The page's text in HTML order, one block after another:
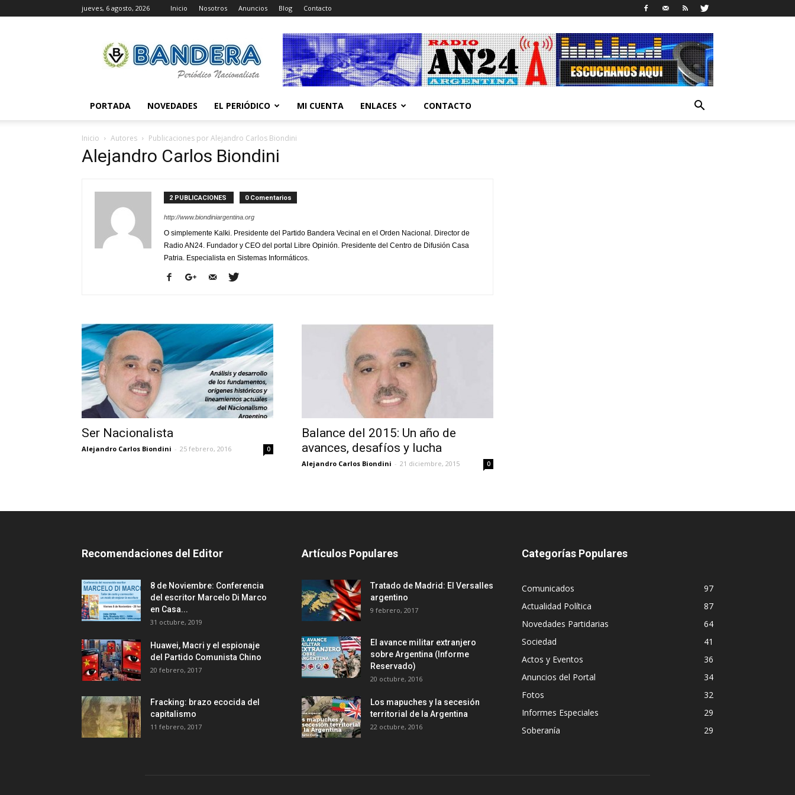
jueves, 6 agosto, 2026 Inicio Nosotros Anuncios Blog Contacto
Bandera
PORTADA NOVEDADES EL PERIÓDICO MI CUENTA ENLACES CONTACTO
Inicio Autores Publicaciones por Alejandro Carlos Biondini
Alejandro Carlos Biondini
2 PUBLICACIONES 0 Comentarios
http://www.biondiniargentina.org
O simplemente Kalki. Presidente del Partido Bandera Vecinal en el Orden Nacional. Director de
Radio AN24. Fundador y CEO del portal Libre Opinión. Presidente del Centro de Difusión Casa
Patria. Especialista en Sistemas Informáticos.
Ser Nacionalista
Alejandro Carlos Biondini - 25 febrero, 2016 0
Balance del 2015: Un año de
avances, desafíos y lucha
Alejandro Carlos Biondini - 21 diciembre, 2015 0
Recomendaciones del Editor
8 de Noviembre: Conferencia
del escritor Marcelo Di Marco
en Casa...
31 octubre, 2019
Huawei, Macri y el espionaje
del Partido Comunista Chino
20 febrero, 2017
Fracking: brazo ecocida del
capitalismo
11 febrero, 2017
Artículos Populares
Tratado de Madrid: El Versalles
argentino
9 febrero, 2017
El avance militar extranjero
sobre Argentina (Informe
Reservado)
20 octubre, 2016
Los mapuches y la secesión
territorial de la Argentina
22 octubre, 2016
Categorías Populares
Comunicados
97
Actualidad Política
87
Novedades Partidarias
64
Sociedad
41
Actos y Eventos
36
Anuncios del Portal
34
Fotos
32
Informes Especiales
29
Soberanía
29